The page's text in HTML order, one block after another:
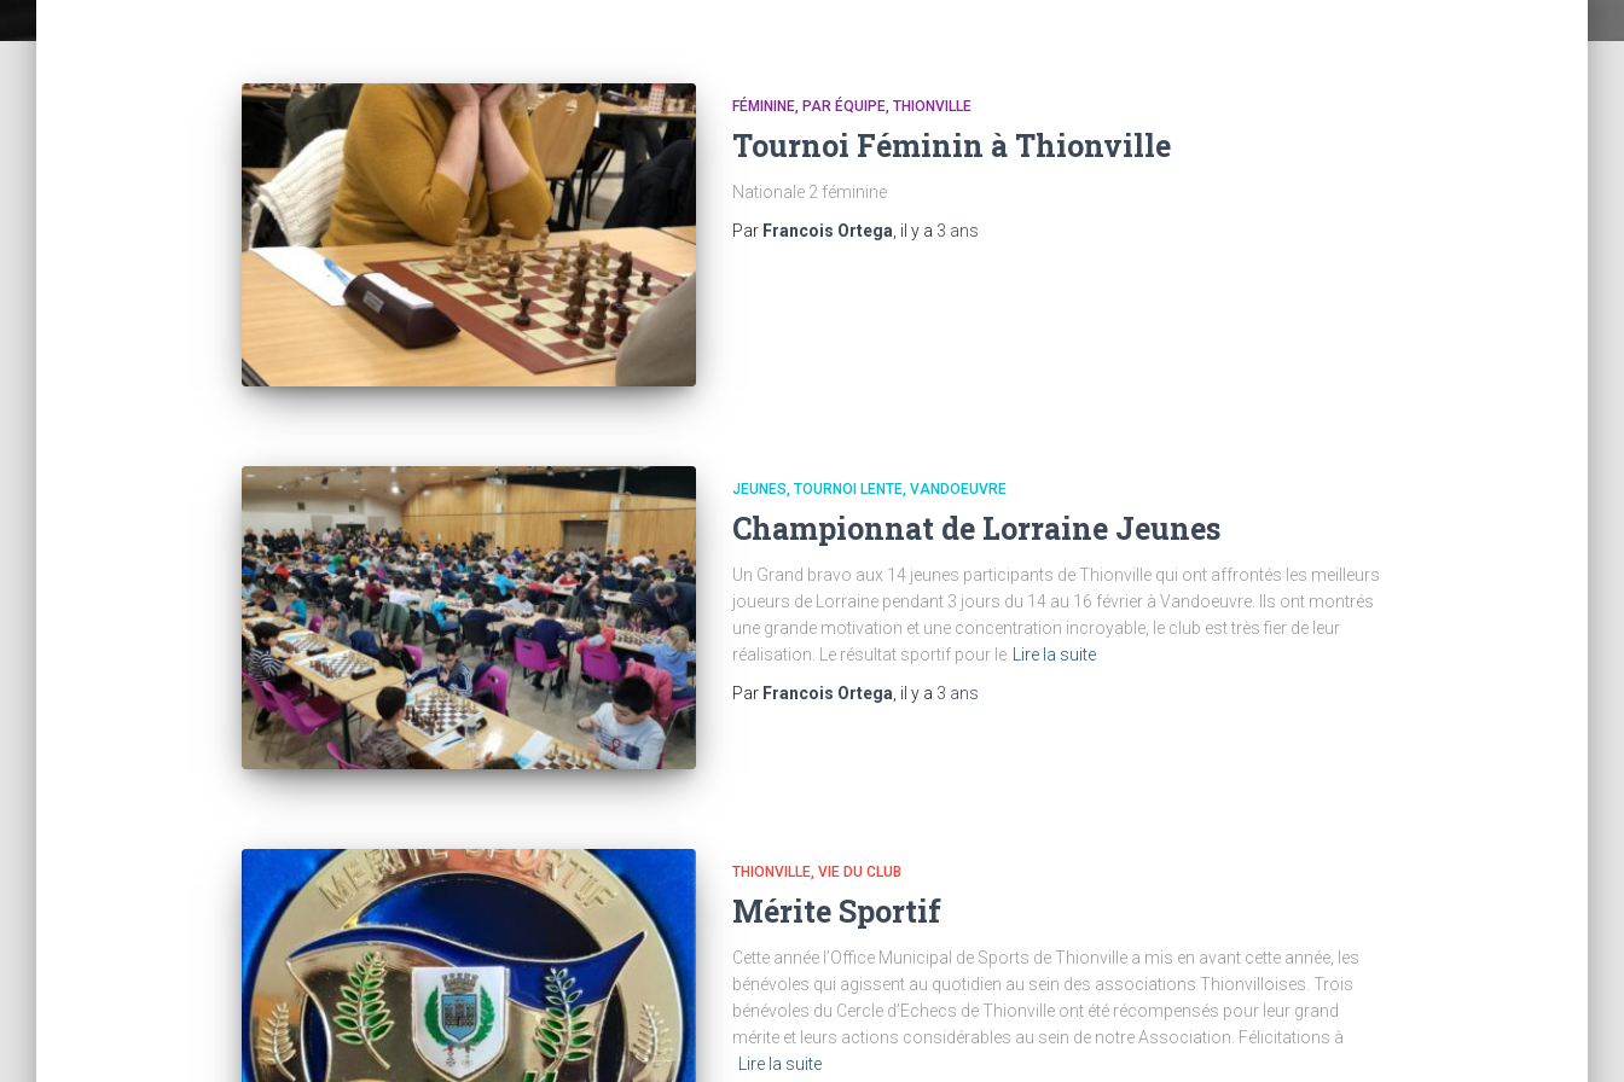
FÉMININE PAR ÉQUIPE THIONVILLE
Tournoi Féminin à Thionville
Nationale 2 féminine
Par Francois Ortega , il y a 3 ans
JEUNES TOURNOI LENTE VANDOEUVRE
Championnat de Lorraine Jeunes
Un Grand bravo aux 14 jeunes participants de Thionville qui ont affrontés les meilleurs
joueurs de Lorraine pendant 3 jours du 14 au 16 février à Vandoeuvre. Ils ont montrés
une grande motivation et une concentration incroyable, le club est très fier de leur
réalisation. Le résultat sportif pour le
Lire la suite
Par Francois Ortega , il y a 3 ans
THIONVILLE VIE DU CLUB
Mérite Sportif
Cette année l’Office Municipal de Sports de Thionville a mis en avant cette année, les
bénévoles qui agissent au quotidien au sein des associations Thionvilloises. Trois
bénévoles du Cercle d’Echecs de Thionville ont été récompensés pour leur grand
mérite et leurs actions considérables au sein de notre Association. Félicitations à
Lire la suite